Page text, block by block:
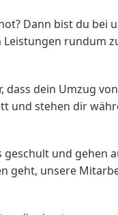
Dann bist du bei
rundum
dein Umzug
und stehen dir
und gehen
geht, unsere